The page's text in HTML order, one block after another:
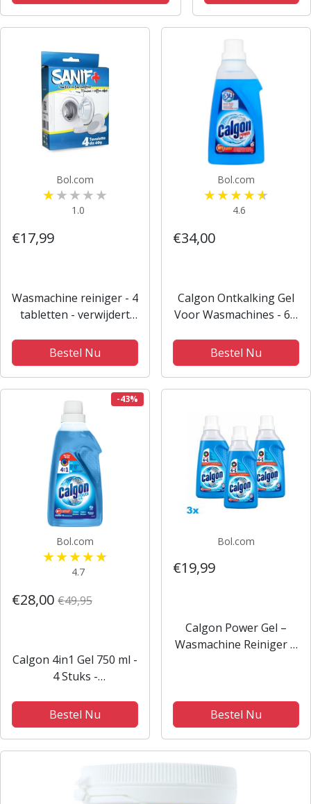
Bol.com
1.0
€17,99
Wasmachine reiniger - 4
tabletten - verwijdert
nare geuren -
krachtreiniger tegen
stinkende wasmachines
- reinigingstabletten -...
Bestel Nu
Bol.com
4.6
€34,00
Calgon Ontkalking Gel
Voor Wasmachines - 6 x
Bestel Nu
-43%
Bol.com
4.7
€28,00 €49,95
Calgon 4in1 Gel 750 ml -
4 Stuks -
Bestel Nu
Bol.com
€19,99
Calgon Power Gel –
Wasmachine Reiniger &
Bestel Nu